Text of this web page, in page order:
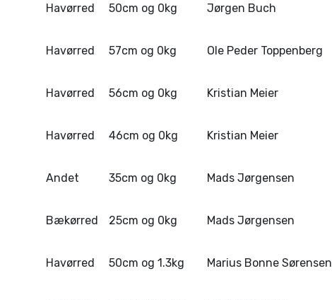
Havørred 50cm og 0kg Jørgen Buch
Havørred 57cm og 0kg Ole Peder Toppenberg
Havørred 56cm og 0kg Kristian Meier
Havørred 46cm og 0kg Kristian Meier
Andet 35cm og 0kg Mads Jørgensen
Bækørred 25cm og 0kg Mads Jørgensen
Havørred 50cm og 1.3kg Marius Bonne Sørensen